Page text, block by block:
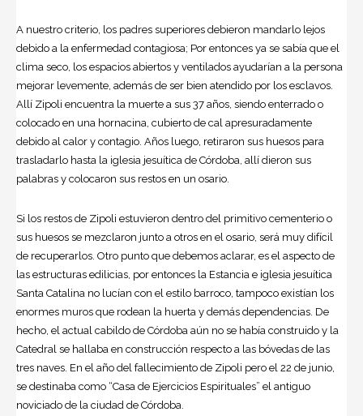
A nuestro criterio, los padres superiores debieron mandarlo lejos
debido a la enfermedad contagiosa; Por entonces ya se sabía que el
clima seco, los espacios abiertos y ventilados ayudarían a la persona
mejorar levemente, además de ser bien atendido por los esclavos.
Allí Zipoli encuentra la muerte a sus 37 años, siendo enterrado o
colocado en una hornacina, cubierto de cal apresuradamente
debido al calor y contagio. Años luego, retiraron sus huesos para
trasladarlo hasta la iglesia jesuítica de Córdoba, allí dieron sus
palabras y colocaron sus restos en un osario.
Si los restos de Zipoli estuvieron dentro del primitivo cementerio o
sus huesos se mezclaron junto a otros en el osario, será muy difícil
de recuperarlos. Otro punto que debemos aclarar, es el aspecto de
las estructuras edilicias, por entonces la Estancia e iglesia jesuítica
Santa Catalina no lucían con el estilo barroco, tampoco existían los
enormes muros que rodean la huerta y demás dependencias. De
hecho, el actual cabildo de Córdoba aún no se había construido y la
Catedral se hallaba en construcción respecto a las bóvedas de las
tres naves. En el año del fallecimiento de Zipoli pero el 22 de junio,
se destinaba como “Casa de Ejercicios Espirituales” el antiguo
noviciado de la ciudad de Córdoba.